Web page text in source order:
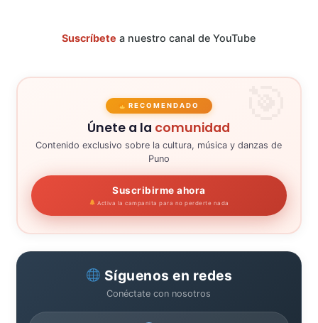
Suscríbete a nuestro canal de YouTube
RECOMENDADO
Únete a la comunidad
Contenido exclusivo sobre la cultura, música y danzas de
Puno
Suscribirme ahora
Activa la campanita para no perderte nada
Síguenos en redes
Conéctate con nosotros